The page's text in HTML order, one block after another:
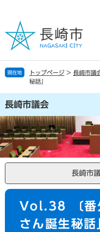
の
で
す
ー
ば
し
文
へ
現在地 トップページ > 長崎市議
秘話」
長崎市議会
長崎市
本
Vol.38 〔番
さん誕生秘話